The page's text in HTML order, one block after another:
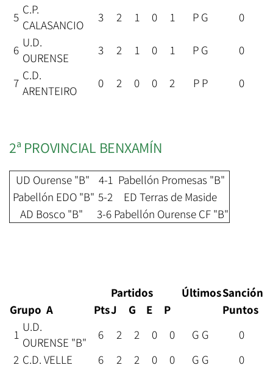
5
C.P.
CALASANCIO
3 2 1 0 1 P G 0
6
U.D.
OURENSE
3 2 1 0 1 P G 0
7
C.D.
ARENTEIRO
0 2 0 0 2 P P 0
2ª PROVINCIAL BENXAMÍN
UD Ourense "B" 4-1 Pabellón Promesas "B"
Pabellón EDO "B" 5-2
ED Terras de Maside
AD Bosco "B"
3-6 Pabellón Ourense CF "B"
Partidos ÚltimosSanción
Grupo A
PtsJ G E P
Puntos
1
U.D.
OURENSE "B"
6 2 2 0 0 G G
0
2 C.D. VELLE 6 2 2 0 0 G G
0